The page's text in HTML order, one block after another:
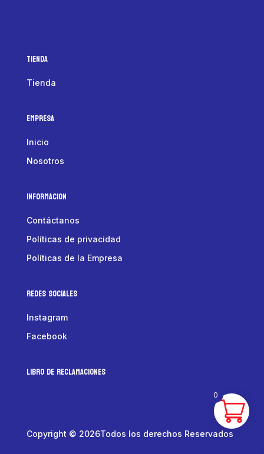
Tienda
Tienda
Empresa
Inicio
Nosotros
Informacion
Contáctanos
Políticas de privacidad
Políticas de la Empresa
Redes Sociales
Instagram
Facebook
LIBRO DE RECLAMACIONES
Copyright © 2026Todos los derechos Reservados
0